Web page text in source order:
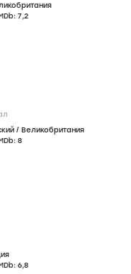
7,2
/ Великобритания
8
6,8